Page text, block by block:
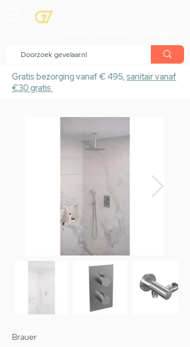
Gratis bezorging vanaf € 495,sanitair vanaf
€30 gratis
Brauer